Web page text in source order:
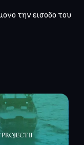
την εισοδο του